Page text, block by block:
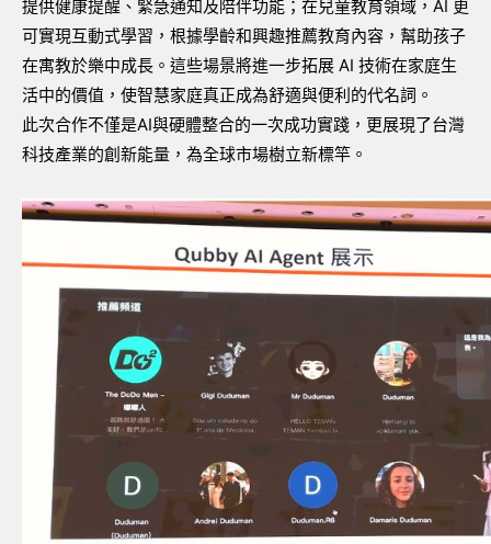
提供健康提醒、緊急通知及陪伴功能；在兒童教育領域，AI 更
可實現互動式學習，根據學齡和興趣推薦教育內容，幫助孩子
在寓教於樂中成長。這些場景將進一步拓展 AI 技術在家庭生
活中的價值，使智慧家庭真正成為舒適與便利的代名詞。
此次合作不僅是AI與硬體整合的一次成功實踐，更展現了台灣
科技產業的創新能量，為全球市場樹立新標竿。